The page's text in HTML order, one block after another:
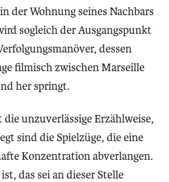
der Wohnung seines Nachbars
sogleich der Ausgangspunkt
dessen
filmisch zwischen Marseille
her springt.
unzuverlässige Erzählweise,
sind die Spielzüge, die eine
Konzentration abverlangen.
das sei an dieser Stelle